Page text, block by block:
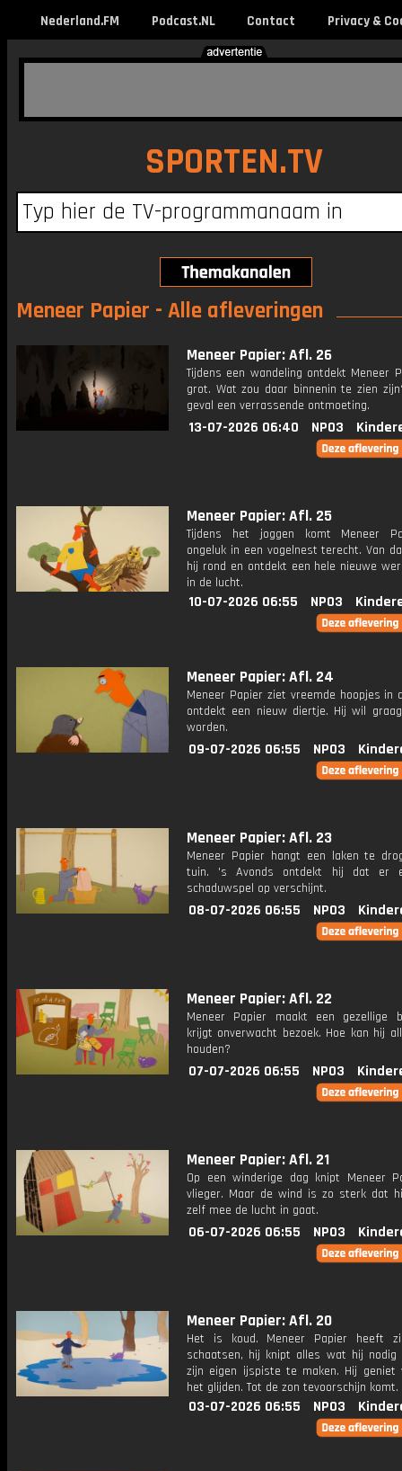
Nederland.FM Podcast.NL Contact Privacy &
SPORTEN.TV
Meneer Papier - Alle afleveringen
Meneer Papier: Afl. 26
Tijdens een wandeling ontdekt Meneer
grot. Wat zou daar binnenin te zien
geval een verrassende ontmoeting.
13-07-2026 06:40 NPO3
Meneer Papier: Afl. 25
Tijdens het joggen komt Meneer
ongeluk in een vogelnest terecht. Van
hij rond en ontdekt een hele nieuwe
in de lucht.
10-07-2026 06:55 NPO3
Meneer Papier: Afl. 24
Meneer Papier ziet vreemde hoopjes in
ontdekt een nieuw diertje. Hij wil
worden.
09-07-2026 06:55 NPO3
Meneer Papier: Afl. 23
Meneer Papier hangt een laken te
tuin. 's Avonds ontdekt hij dat er
schaduwspel op verschijnt.
08-07-2026 06:55 NPO3
Meneer Papier: Afl. 22
Meneer Papier maakt een gezellige
krijgt onverwacht bezoek. Hoe kan hij
houden?
07-07-2026 06:55 NPO3
Meneer Papier: Afl. 21
Op een winderige dag knipt Meneer
vlieger. Maar de wind is zo sterk dat
zelf mee de lucht in gaat.
06-07-2026 06:55 NPO3
Meneer Papier: Afl. 20
Het is koud. Meneer Papier heeft
schaatsen, hij knipt alles wat hij
zijn eigen ijspiste te maken. Hij geniet
het glijden. Tot de zon tevoorschijn komt.
03-07-2026 06:55 NPO3